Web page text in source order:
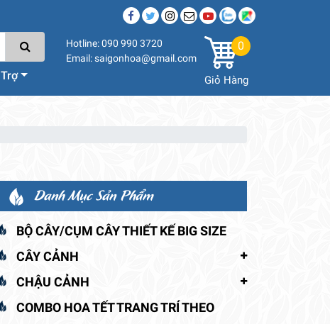
Hotline: 090 990 3720
Email: saigonhoa@gmail.com
0
Giỏ Hàng
Danh Mục Sản Phẩm
BỘ CÂY/CỤM CÂY THIẾT KẾ BIG SIZE
CÂY CẢNH
CHẬU CẢNH
COMBO HOA TẾT TRANG TRÍ THEO